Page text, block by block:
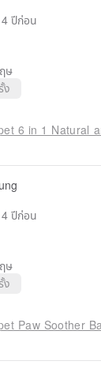
4 ปีก่อน
ษ
ง
6 in 1 Natural
4 ปีก่อน
ษ
ง
Paw Soother